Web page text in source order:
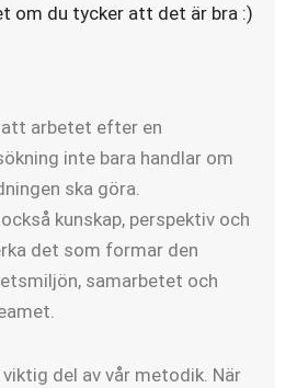
om du tycker att det är bra :)
att arbetet efter en
inte bara handlar om
ska göra.
kunskap, perspektiv och
det som formar den
samarbetet och
del av vår metodik. När